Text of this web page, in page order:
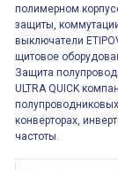
полимерном
защиты,
выключатели
щитовое
Защита
ULTRA QUICK
конверторах,
частоты.